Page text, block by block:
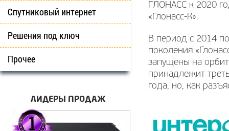
Спутниковый интернет
Решения под ключ
Прочее
ЛИДЕРЫ ПРОДАЖ
ГЛОНАСС к 2020
«Глонасс-К».
В период с 2014
поколения
запущены на
принадлежит
года, но, как